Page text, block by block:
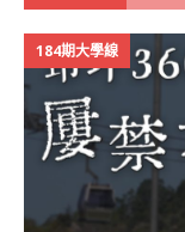
184期大學線